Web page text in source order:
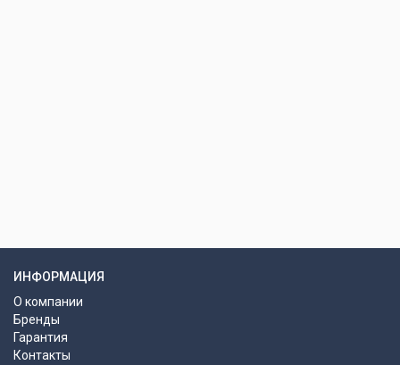
ИНФОРМАЦИЯ
О компании
Бренды
Гарантия
Контакты